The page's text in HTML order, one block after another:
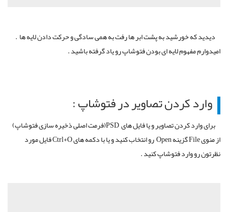
دیدید که خورشید به پشت ابر ها رفت به همی سادگی و حرکت دادن لایه ها .
امیدوارم مفهوم لایه ای بودن فتوشاپ رو یاد گرفته باشید .
وارد کردن تصاویر در فتوشاپ :
برای وارد کردن تصاویر و یا فایل های PSD(فرمت اصلی ذخیره سازی فتوشاپ)
از منوی File گزینه Open رو انتخاب کنید و یا با دکمه های Ctrl+O فایل مورد
نظرتون رو وارد فتوشاپ کنید .